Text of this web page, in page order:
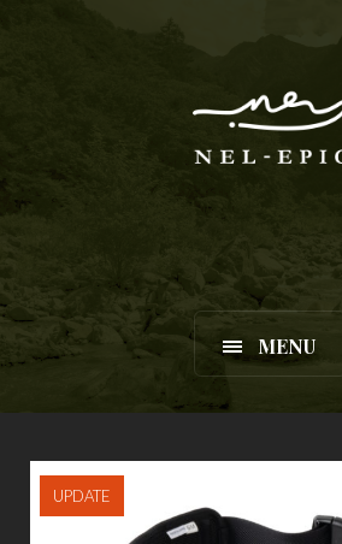
MENU
UPDATE